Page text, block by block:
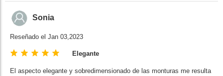
Sonia
Reseñado el Jan 03,2023
Elegante
El aspecto elegante y sobredimensionado de las monturas me resulta